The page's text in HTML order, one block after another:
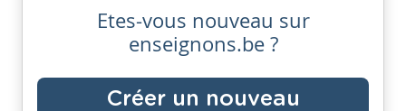
Etes-vous nouveau sur
enseignons.be ?
Créer un nouveau